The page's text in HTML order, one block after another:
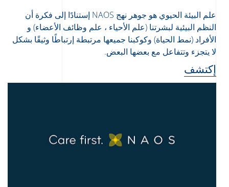
علم البيئة الحيوي هو جوهر نهج NAOS إستنادًا إلى فكرة أن
النظم البيئية لبشرتنا (علم الأحياء ، علم وظائف الأعضاء) و
الأفراد (نمط الحياة) وكوكبنا جميعها مرتبطة إرتباطًا وثيقًا بشكل
لا يتجزء وتتفاعل مع بعضها البعض.
إكتشف